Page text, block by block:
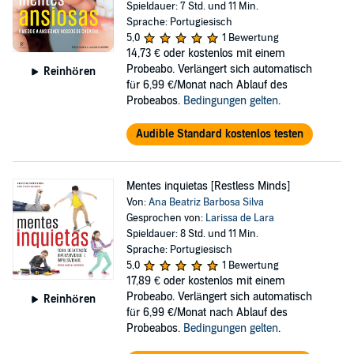
Reinhören
Spieldauer: 7 Std. und 11 Min.
Sprache: Portugiesisch
5,0
1 Bewertung
14,73 € oder kostenlos mit einem
Probeabo. Verlängert sich automatisch
für 6,99 €/Monat nach Ablauf des
Probeabos. Bedingungen gelten.
Audible Standard kostenlos testen
Reinhören
Mentes inquietas [Restless Minds]
Von:Ana Beatriz Barbosa Silva
Gesprochen von: Larissa de Lara
Spieldauer: 8 Std. und 11 Min.
Sprache: Portugiesisch
5,0
1 Bewertung
17,89 € oder kostenlos mit einem
Probeabo. Verlängert sich automatisch
für 6,99 €/Monat nach Ablauf des
Probeabos. Bedingungen gelten.